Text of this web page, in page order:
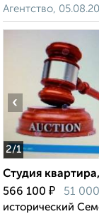
Агентство,
2/1
‹
Студия
566 100 ₽ 51 000
исторический